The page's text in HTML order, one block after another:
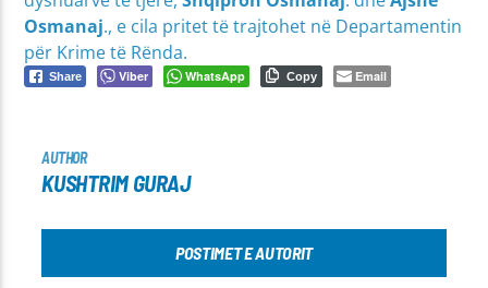
Osmanaj., e cila pritet të trajtohet në Departamentin
për Krime të Rënda.
Share Viber WhatsApp Copy Email
AUTHOR
KUSHTRIM GURAJ
POSTIMET E AUTORIT